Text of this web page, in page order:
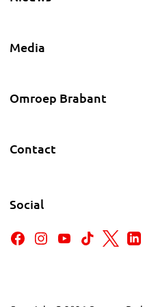
Media
Omroep Brabant
Contact
Social